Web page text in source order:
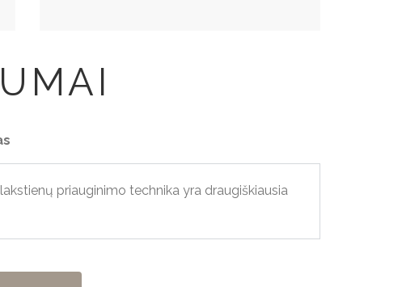
priauginimo technika yra draugiškiausia